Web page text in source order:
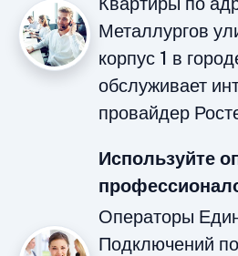
Металлургов
корпус 1 в
обслуживает
провайдер
Используйте
Операторы
Подключений